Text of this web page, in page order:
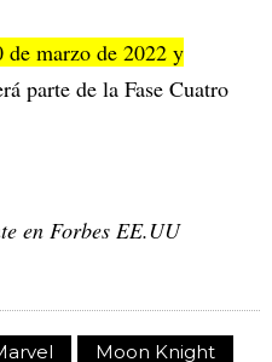
marzo de 2022 y
parte de la Fase Cuatro
en Forbes EE.UU
Moon Knight